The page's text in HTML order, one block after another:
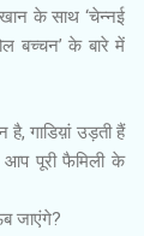
खान के साथ ‘चेन्नई
बच्चन’ के बारे में
गाडिय़ां उड़ती हैं
पूरी फैमिली के
जाएंगे?